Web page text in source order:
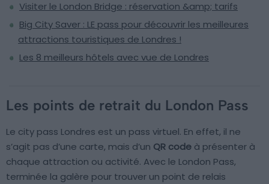
Visiter le London Bridge : réservation &amp; tarifs
Big City Saver : LE pass pour découvrir les meilleures
attractions touristiques de Londres !
Les 8 meilleurs hôtels avec vue de Londres
Les points de retrait du London Pass
Le city pass Londres est un pass virtuel. En effet, il ne
s’agit pas d’une carte, mais d’un QR code à présenter à
chaque attraction ou activité. Avec le London Pass,
terminée la galère pour trouver un point de relais